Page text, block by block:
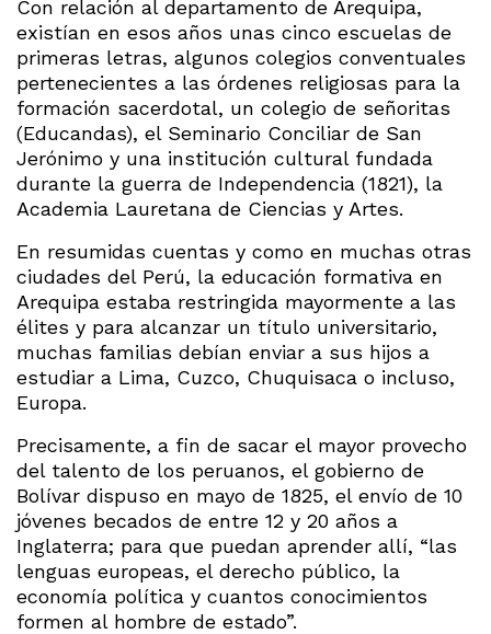
Con relación al departamento de Arequipa,
existían en esos años unas cinco escuelas de
primeras letras, algunos colegios conventuales
pertenecientes a las órdenes religiosas para la
formación sacerdotal, un colegio de señoritas
(Educandas), el Seminario Conciliar de San
Jerónimo y una institución cultural fundada
durante la guerra de Independencia (1821), la
Academia Lauretana de Ciencias y Artes.
En resumidas cuentas y como en muchas otras
ciudades del Perú, la educación formativa en
Arequipa estaba restringida mayormente a las
élites y para alcanzar un título universitario,
muchas familias debían enviar a sus hijos a
estudiar a Lima, Cuzco, Chuquisaca o incluso,
Europa.
Precisamente, a fin de sacar el mayor provecho
del talento de los peruanos, el gobierno de
Bolívar dispuso en mayo de 1825, el envío de 10
jóvenes becados de entre 12 y 20 años a
Inglaterra; para que puedan aprender allí, “las
lenguas europeas, el derecho público, la
economía política y cuantos conocimientos
formen al hombre de estado”.